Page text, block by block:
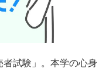
試験」。本学の心身